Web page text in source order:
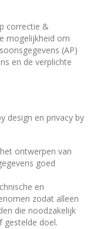
correctie &
mogelijkheid om
(AP)
en de verplichte
design en privacy by
ontwerpen van
goed
en
zodat alleen
die noodzakelijk
gestelde doel.